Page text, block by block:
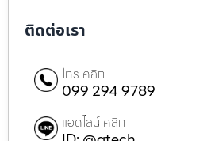
ติดต่อเรา
โทร คลิก
099 294 9789
แอดไลน์ คลิก